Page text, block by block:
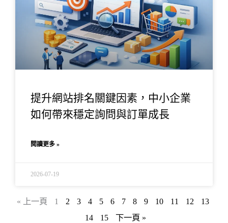
提升網站排名關鍵因素，中小企業
如何帶來穩定詢問與訂單成長
閱讀更多 »
2026-07-19
« 上一頁 1 2 3 4 5 6 7 8 9 10 11 12
13
14
15 下一頁 »